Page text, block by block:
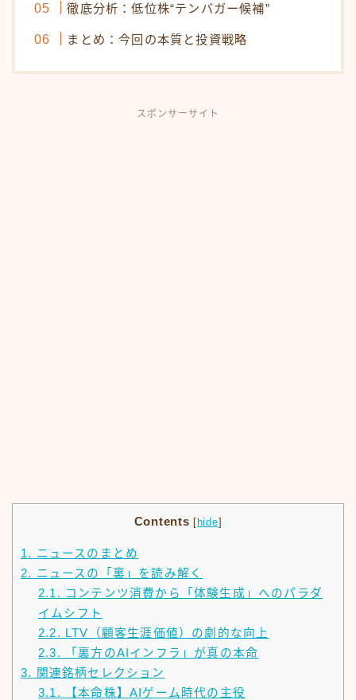
徹底分析：低位株“テンバガー候補”
まとめ：今回の本質と投資戦略
スポンサーサイト
Contents [ hide]
1. ニュースのまとめ
2. ニュースの「裏」を読み解く
2.1. コンテンツ消費から「体験生成」へのパラダ
イムシフト
2.2. LTV（顧客生涯価値）の劇的な向上
2.3.
「裏方のAIインフラ」が真の本命
3.
関連銘柄セレクション
3.1.
【本命株】AIゲーム時代の主役